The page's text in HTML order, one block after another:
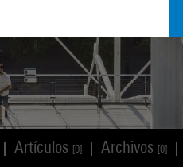
Artículos [0] Archivos [0]